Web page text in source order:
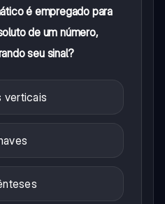
é empregado para
de um número,
seu sinal?
verticais